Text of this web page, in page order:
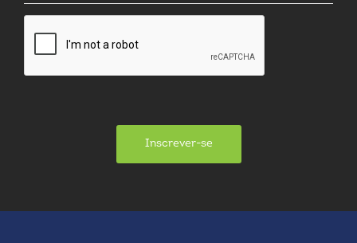
Inscrever-se